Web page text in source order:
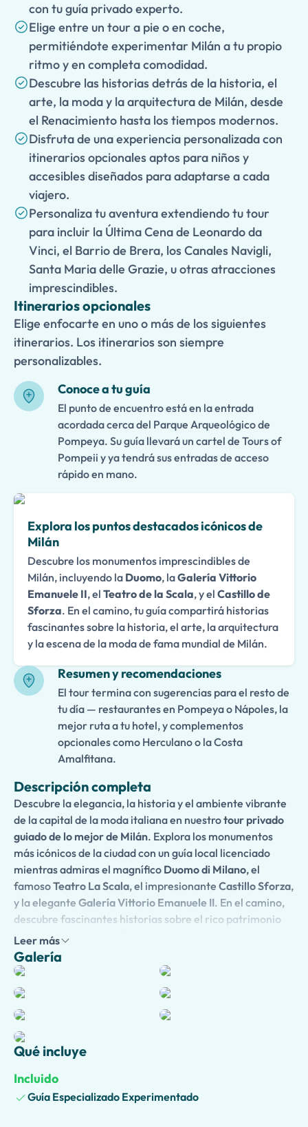
con tu guía privado experto.
Elige entre un tour a pie o en coche,
permitiéndote experimentar Milán a tu propio
ritmo y en completa comodidad.
Descubre las historias detrás de la historia, el
arte, la moda y la arquitectura de Milán, desde
el Renacimiento hasta los tiempos modernos.
Disfruta de una experiencia personalizada con
itinerarios opcionales aptos para niños y
accesibles diseñados para adaptarse a cada
viajero.
Personaliza tu aventura extendiendo tu tour
para incluir la Última Cena de Leonardo da
Vinci, el Barrio de Brera, los Canales Navigli,
Santa Maria delle Grazie, u otras atracciones
imprescindibles.
Itinerarios opcionales
Elige enfocarte en uno o más de los siguientes
itinerarios. Los itinerarios son siempre
personalizables.
Conoce a tu guía
El punto de encuentro está en la entrada
acordada cerca del Parque Arqueológico de
Pompeya. Su guía llevará un cartel de Tours of
Pompeii y ya tendrá sus entradas de acceso
rápido en mano.
Explora los puntos destacados icónicos de
Milán
Descubre los monumentos imprescindibles de
Milán, incluyendo la Duomo, laGalería Vittorio
Emanuele II, el Teatro de la Scala, y el Castillo de
Sforza. En el camino, tu guía compartirá historias
fascinantes sobre la historia, el arte, la arquitectura
y la escena de la moda de fama mundial de Milán.
Resumen y recomendaciones
El tour termina con sugerencias para el resto de
tu día — restaurantes en Pompeya o Nápoles, la
mejor ruta a tu hotel, y complementos
opcionales como Herculano o la Costa
Amalfitana.
Descripción completa
Descubre la elegancia, la historia y el ambiente vibrante
de la capital de la moda italiana en nuestrotour privado
guiado de lo mejor de Milán. Explora los monumentos
más icónicos de la ciudad con un guía local licenciado
mientras admiras el magnífico Duomo di Milano, el
famosoTeatro La Scala, el impresionante Castillo Sforza,
y la elegante Galería Vittorio Emanuele II. En el camino,
descubre fascinantes historias sobre el rico patrimonio
artístico de Milán, las familias influyentes, y su
transformación en un centro mundial de la moda, el
diseño y la cultura.
Este tour es completamente personalizable y puede
disfrutarse como un
por el centro histórico de
Milán o mejorado con un
comodidad y para explorar barrios y atracciones
adicionales. La
disponible, haciendo tu experiencia aún más
conveniente.
Leer más
Galería
Qué incluye
Incluido
Guía Especializado Experimentado